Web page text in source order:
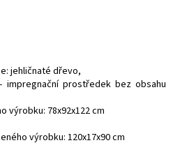
jehličnaté dřevo,
impregnační prostředek bez obsahu
výrobku: 78x92x122 cm
výrobku: 120x17x90 cm